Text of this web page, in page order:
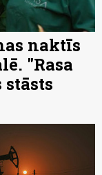
naktīs
"Rasa